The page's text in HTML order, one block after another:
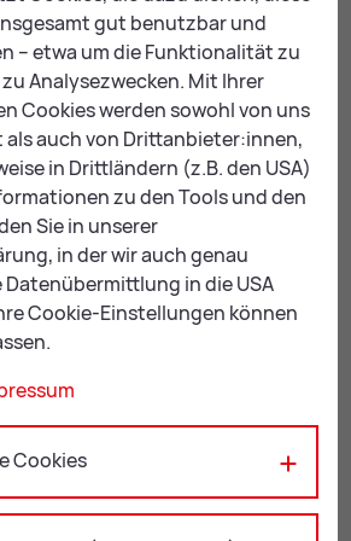
betroffenen Mietobjekts
Antragstellerseite und der
Begründung
des Antrages durch die
wird die Antragsgegnerseite über
informiert.
kann zum Antrag Stellung
einen Vergleichsvorschlag
eine mündliche
gut benutzbar und
– etwa um die Funktionalität zu
Analysezwecken. Mit Ihrer
Cookies werden sowohl von uns
auch von Drittanbieter:innen,
in Drittländern (z.B. den USA)
zu den Tools und den
Sie in unserer
in der wir auch genau
Datenübermittlung in die USA
Cookie-Einstellungen können
Cookies